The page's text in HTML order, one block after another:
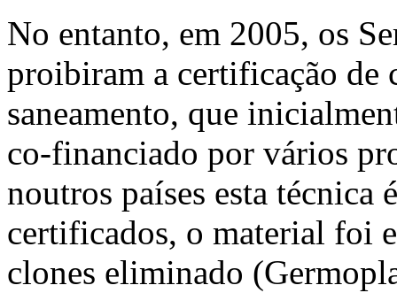
No entanto, em 2005, os
proibiram a certificação de
saneamento, que
co‑financiado por vários
noutros países esta técnica
certificados, o material foi
clones eliminado